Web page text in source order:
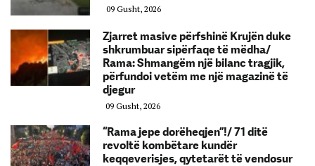
09 Gusht, 2026
Zjarret masive përfshinë Krujën duke
shkrumbuar sipërfaqe të mëdha/
Rama: Shmangëm një bilanc tragjik,
përfundoi vetëm me një magazinë të
djegur
09 Gusht, 2026
“Rama jepe dorëheqjen”!/ 71 ditë
revoltë kombëtare kundër
keqqeverisjes, qytetarët të vendosur